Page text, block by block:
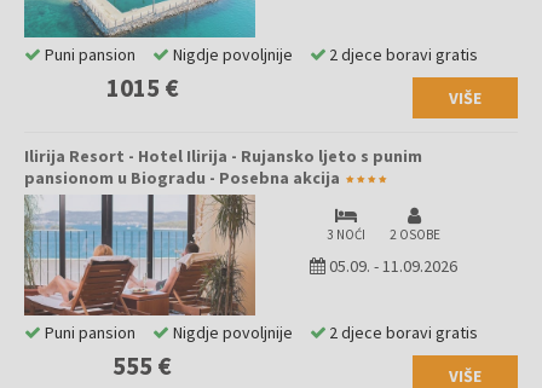
1015 € VIŠE
Puni pansion Nigdje povoljnije 2 djece boravi gratis
Ilirija Resort - Hotel Ilirija - Rujansko ljeto s punim
pansionom u Biogradu - Posebna akcija
3 NOĆI 2 OSOBE
05.09. -11.09.2026
555 € VIŠE
Puni pansion Nigdje povoljnije 2 djece boravi gratis